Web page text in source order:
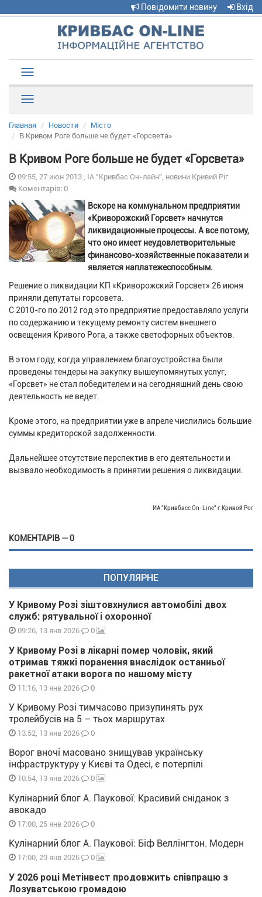
Повідомити новину Вхід
navigation
Главная Новости
Місто
В Кривом Роге больше не будет «Горсвета»
В Кривом Роге больше не будет «Горсвета»
09:55, 27 июн 2013 , ІА "Кривбас Он-лайн", новини Кривий Ріг
Коментарів: 0
Вскоре на коммунальном предприятии
«Криворожский Горсвет» начнутся
ликвидационные процессы. А все потому,
что оно имеет неудовлетворительные
финансово-хозяйственные показатели и
является наплатежеспособным.
Решение о ликвидации КП «Криворожский Горсвет» 26 июня
приняли депутаты горсовета.
С 2010-го по 2012 год это предприятие предоставляло услуги
по содержанию и текущему ремонту систем внешнего
освещения Кривого Рога, а также светофорных объектов.
В этом году, когда управлением благоустройства были
проведены тендеры на закупку вышеупомянутых услуг,
«Горсвет» не стал победителем и на сегодняшний день свою
деятельность не ведет.
Кроме этого, на предприятии уже в апреле числились большие
суммы кредиторской задолженности.
Дальнейшее отсутствие перспектив в его деятельности и
вызвало необходимость в принятии решения о ликвидации.
ИА "Кривбасс On-Line" г.Кривой Рог
КОМЕНТАРІВ — 0
ПОПУЛЯРНЕ
У Кривому Розі зіштовхнулися автомобілі двох
служб: рятувальної і охоронної
09:26, 13 янв 2026 0
У Кривому Розі в лікарні помер чоловік, який
отримав тяжкі поранення внаслідок останньої
ракетної атаки ворога по нашому місту
11:16, 13 янв 2026 0
У Кривому Розі тимчасово призупинять рух
тролейбусів на 5 – тьох маршрутах
13:52, 13 янв 2026 0
Ворог вночі масовано знищував українську
інфраструктуру у Києві та Одесі, є потерпілі
10:54, 13 янв 2026 0
Кулінарний блог А. Паукової: Красивий сніданок з
авокадо
17:00, 25 янв 2026 0
Кулінарний блог А. Паукової: Біф Веллінгтон. Модерн
17:00, 29 янв 2026 0
У 2026 році Метінвест продовжить співпрацю з
Лозуватською громадою